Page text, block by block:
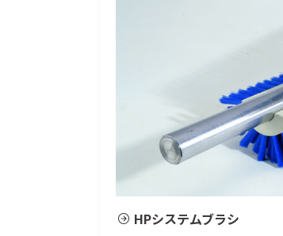
HPシステムブラシ